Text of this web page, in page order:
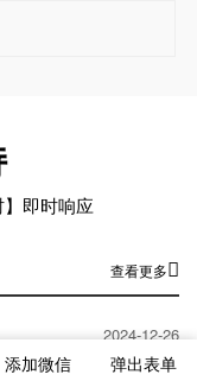
】即时响应
查看更多
2024-12-26
添加微信 弹出表单